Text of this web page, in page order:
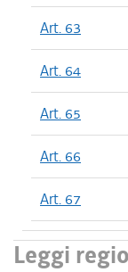
Art. 63
Art. 64
Art. 65
Art. 66
Art. 67
Leggi